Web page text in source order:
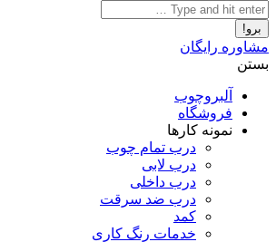
مشاوره رایگان
بستن
آلبروچوب
فروشگاه
نمونه کارها
درب تمام چوب
درب لابی
درب داخلی
درب ضد سرقت
کمد
خدمات رنگ کاری